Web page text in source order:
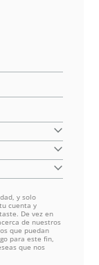
y solo
cuenta y
De vez en
de nuestros
que puedan
para este fin,
que nos